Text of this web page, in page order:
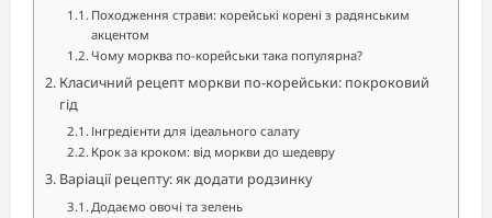
Походження страви: корейські корені з радянським
акцентом
Чому морква по-корейськи така популярна?
Класичний рецепт моркви по-корейськи: покроковий
гід
Інгредієнти для ідеального салату
Крок за кроком: від моркви до шедевру
Варіації рецепту: як додати родзинку
Додаємо овочі та зелень